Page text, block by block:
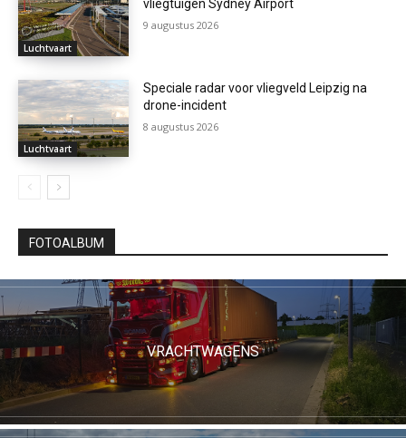
Luchtvaart
vliegtuigen Sydney Airport
9 augustus 2026
Luchtvaart
Speciale radar voor vliegveld Leipzig na
drone-incident
8 augustus 2026
FOTOALBUM
VRACHTWAGENS